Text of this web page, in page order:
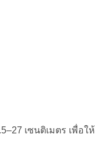
เซนติเมตร เพื่อให้